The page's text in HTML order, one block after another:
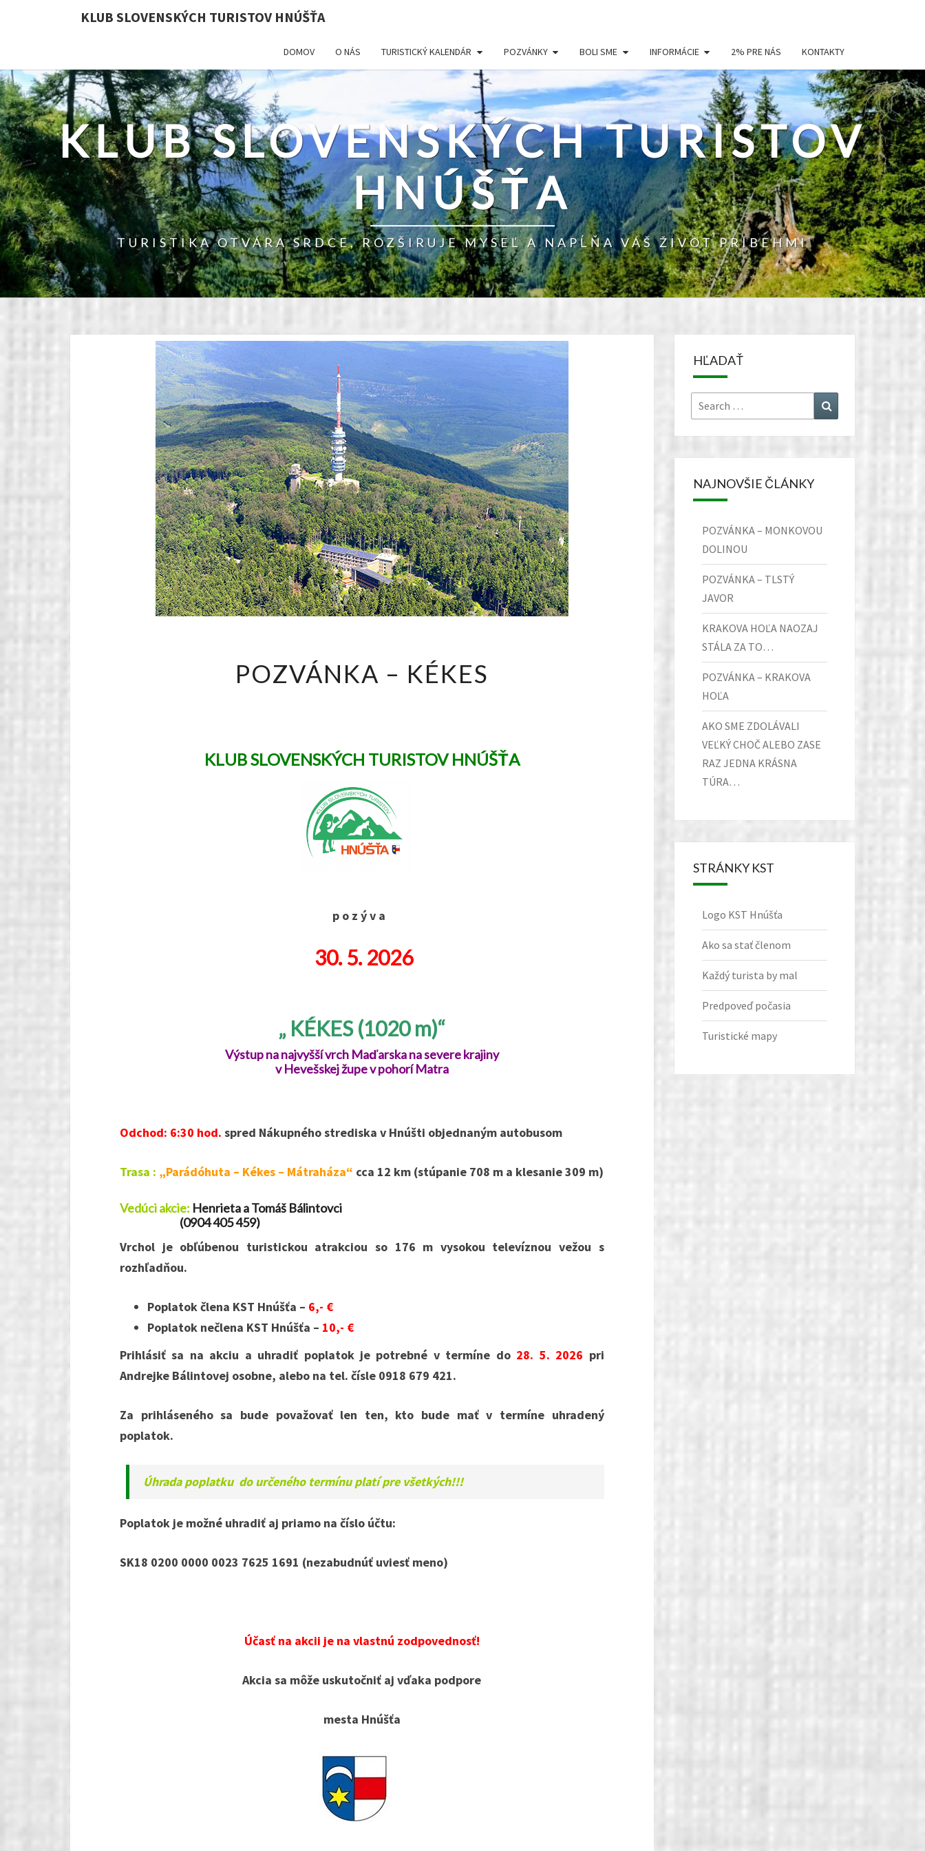
KLUB SLOVENSKÝCH TURISTOV HNÚŠŤA
DOMOV O NÁS TURISTICKÝ KALENDÁR POZVÁNKY BOLI SME INFORMÁCIE 2% PRE NÁS KONTAKTY
KLUB SLOVENSKÝCH TURISTOV
HNÚŠŤA
TURISTIKA OTVÁRA SRDCE, ROZŠIRUJE MYSEĽ A NAPĹŇA VÁŠ ŽIVOT PRÍBEHMI
–
POZVÁNKA – KÉKES
KLUB SLOVENSKÝCH TURISTOV HNÚŠŤA
p o z ý v a
30.5. 2026
„ KÉKES (1020 m)“
Výstup na najvyšší vrch Maďarska na severe krajiny
v Hevešskej župe v pohorí Matra
Odchod: 6:30 hod. spred Nákupného strediska v Hnúšti objednaným autobusom
Trasa : „Parádóhuta – Kékes – Mátraháza“ cca 12 km (stúpanie 708 m a klesanie 309 m)
Vedúci akcie: Henrieta a Tomáš Bálintovci
(0904 405 459)
Vrchol je obľúbenou turistickou atrakciou so 176 m vysokou televíznou vežou s
rozhľadňou.
Poplatok člena KST Hnúšťa – 6,- €
Poplatok nečlena KST Hnúšťa – 10,- €
Prihlásiť sa na akciu a uhradiť poplatok je potrebné v termíne do28. 5. 2026 pri
Andrejke Bálintovej osobne, alebo na tel. čísle 0918 679 421.
Za prihláseného sa bude považovať len ten, kto bude mať v termíne uhradený
poplatok.
Úhrada poplatku do určeného termínu platí pre všetkých!!!
Poplatok je možné uhradiť aj priamo na číslo účtu:
SK18 0200 0000 0023 7625 1691 (nezabudnúť uviesť meno)
Účasť na akcii je na vlastnú zodpovednosť!
Akcia sa môže uskutočniť aj vďaka podpore
mesta Hnúšťa
HĽADAŤ
Search
for:
NAJNOVŠIE ČLÁNKY
POZVÁNKA – MONKOVOU
DOLINOU
POZVÁNKA – TLSTÝ
JAVOR
KRAKOVA HOĽA NAOZAJ
STÁLA ZA TO…
POZVÁNKA – KRAKOVA
HOĽA
AKO SME ZDOLÁVALI
VEĽKÝ CHOČ ALEBO ZASE
RAZ JEDNA KRÁSNA
TÚRA…
STRÁNKY KST
Logo KST Hnúšťa
Ako sa stať členom
Každý turista by mal
Predpoveď počasia
Turistické mapy